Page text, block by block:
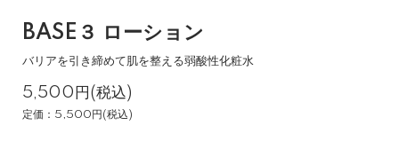
BASE３ ローション
バリアを引き締めて肌を整える弱酸性化粧水
5,500円(税込)
定価：5,500円(税込)